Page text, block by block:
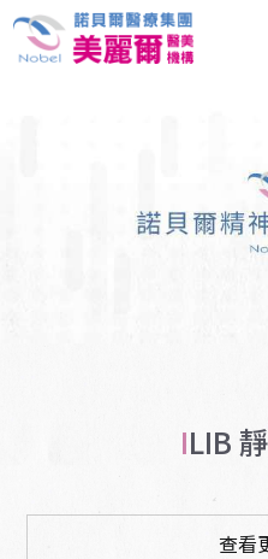
ILIB
查看